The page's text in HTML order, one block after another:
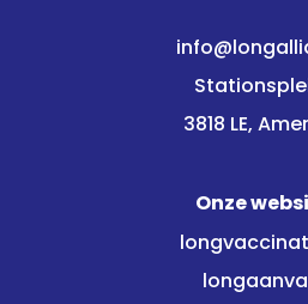
3818 LE,
Onze